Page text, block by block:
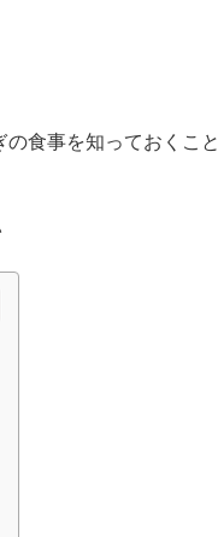
食事を知っておくこと